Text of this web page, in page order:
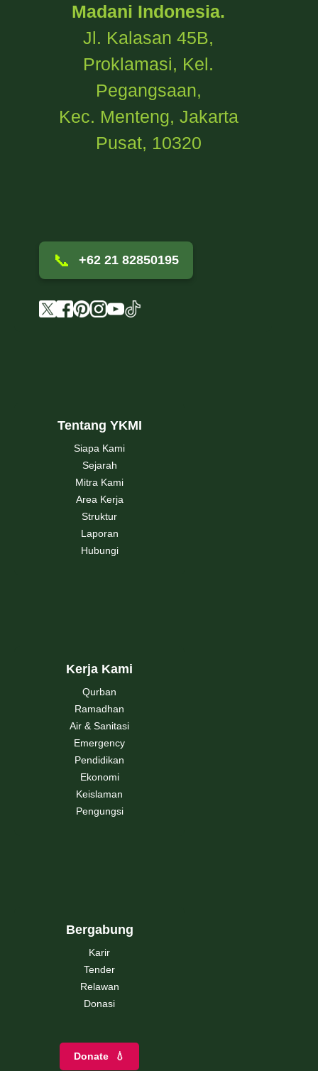
Madani Indonesia.
Jl. Kalasan 45B,
Proklamasi, Kel.
Pegangsaan,
Kec. Menteng, Jakarta
Pusat, 10320
📞 +62 21 82850195
Tentang YKMI
Siapa Kami
Sejarah
Mitra Kami
Area Kerja
Struktur
Laporan
Hubungi
Kerja Kami
Qurban
Ramadhan
Air & Sanitasi
Emergency
Pendidikan
Ekonomi
Keislaman
Pengungsi
Bergabung
Karir
Tender
Relawan
Donasi
Donate 💧